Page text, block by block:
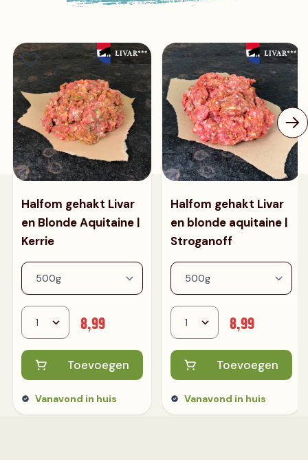
Halfom gehakt Livar
en Blonde Aquitaine |
Kerrie
8,99
Toevoegen
Vanavond in huis
Halfom gehakt Livar
en blonde aquitaine |
Stroganoff
8,99
Toevoegen
Vanavond in huis